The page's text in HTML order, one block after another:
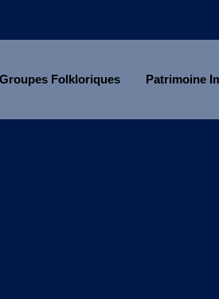
Groupes Folkloriques Patrimoine